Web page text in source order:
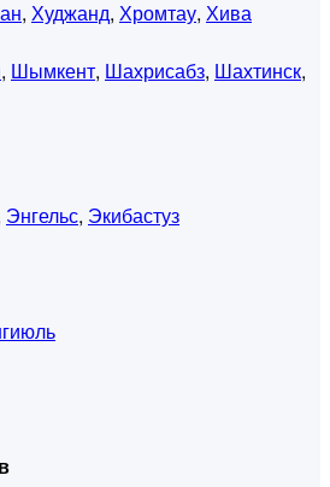
, Худжанд, Хромтау, Хива
, Шымкент, Шахрисабз, Шахтинск,
Энгельс, Экибастуз